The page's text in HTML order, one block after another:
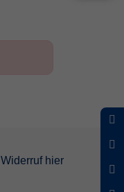
Widerruf hier